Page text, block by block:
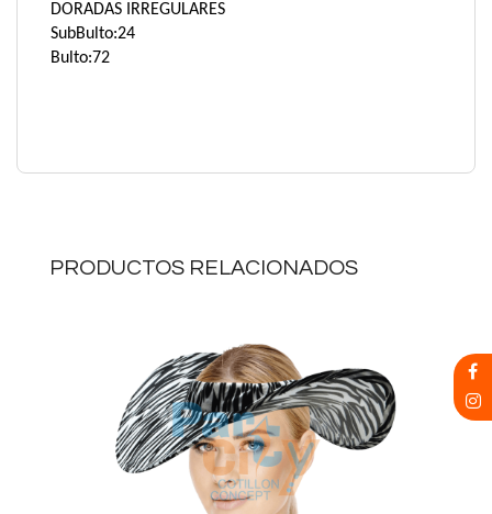
DORADAS IRREGULARES
SubBulto:24
Bulto:72
PRODUCTOS RELACIONADOS